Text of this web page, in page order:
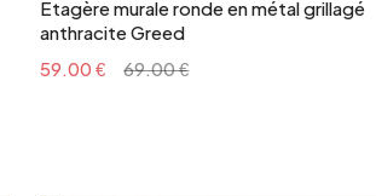
Etagère murale ronde en métal grillagé
anthracite Greed
59.00 €
69.00 €